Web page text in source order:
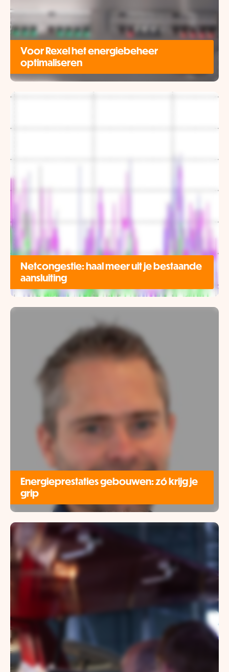
Voor Rexel het energiebeheer
optimaliseren
Netcongestie: haal meer uit je bestaande
aansluiting
Energieprestaties gebouwen: zó krijg je
grip